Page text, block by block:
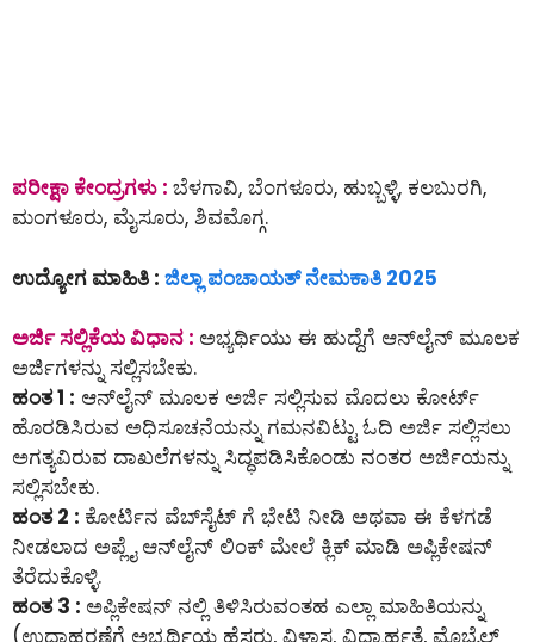
ಪರೀಕ್ಷಾ ಕೇಂದ್ರಗಳು : ಬೆಳಗಾವಿ, ಬೆಂಗಳೂರು, ಹುಬ್ಬಳ್ಳಿ, ಕಲಬುರಗಿ,
ಮಂಗಳೂರು, ಮೈಸೂರು, ಶಿವಮೊಗ್ಗ.
ಉದ್ಯೋಗ ಮಾಹಿತಿ : ಜಿಲ್ಲಾ ಪಂಚಾಯತ್ ನೇಮಕಾತಿ 2025
ಅರ್ಜಿ ಸಲ್ಲಿಕೆಯ ವಿಧಾನ : ಅಭ್ಯರ್ಥಿಯು ಈ ಹುದ್ದೆಗೆ ಆನ್‌ಲೈನ್‌ ಮೂಲಕ
ಅರ್ಜಿಗಳನ್ನು ಸಲ್ಲಿಸಬೇಕು.
ಹಂತ 1 : ಆನ್‌ಲೈನ್‌ ಮೂಲಕ ಅರ್ಜಿ ಸಲ್ಲಿಸುವ ಮೊದಲು ಕೋರ್ಟ್
ಹೊರಡಿಸಿರುವ ಅಧಿಸೂಚನೆಯನ್ನು ಗಮನವಿಟ್ಟು ಓದಿ ಅರ್ಜಿ ಸಲ್ಲಿಸಲು
ಅಗತ್ಯವಿರುವ ದಾಖಲೆಗಳನ್ನು ಸಿದ್ಧಪಡಿಸಿಕೊಂಡು ನಂತರ ಅರ್ಜಿಯನ್ನು
ಸಲ್ಲಿಸಬೇಕು.
ಹಂತ 2 : ಕೋರ್ಟಿನ ವೆಬ್‌ಸೈಟ್ ಗೆ ಭೇಟಿ ನೀಡಿ ಅಥವಾ ಈ ಕೆಳಗಡೆ
ನೀಡಲಾದ ಅಪ್ಲೈ ಆನ್‌ಲೈನ್‌ ಲಿಂಕ್ ಮೇಲೆ ಕ್ಲಿಕ್ ಮಾಡಿ ಅಪ್ಲಿಕೇಷನ್
ತೆರೆದುಕೊಳ್ಳಿ.
ಹಂತ 3 : ಅಪ್ಲಿಕೇಷನ್ ನಲ್ಲಿ ತಿಳಿಸಿರುವಂತಹ ಎಲ್ಲಾ ಮಾಹಿತಿಯನ್ನು
(ಉದಾಹರಣೆಗೆ ಅಭ್ಯರ್ಥಿಯ ಹೆಸರು, ವಿಳಾಸ, ವಿದ್ಯಾರ್ಹತೆ, ಮೊಬೈಲ್